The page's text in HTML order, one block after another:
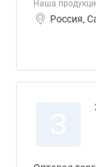
Наша
Россия,